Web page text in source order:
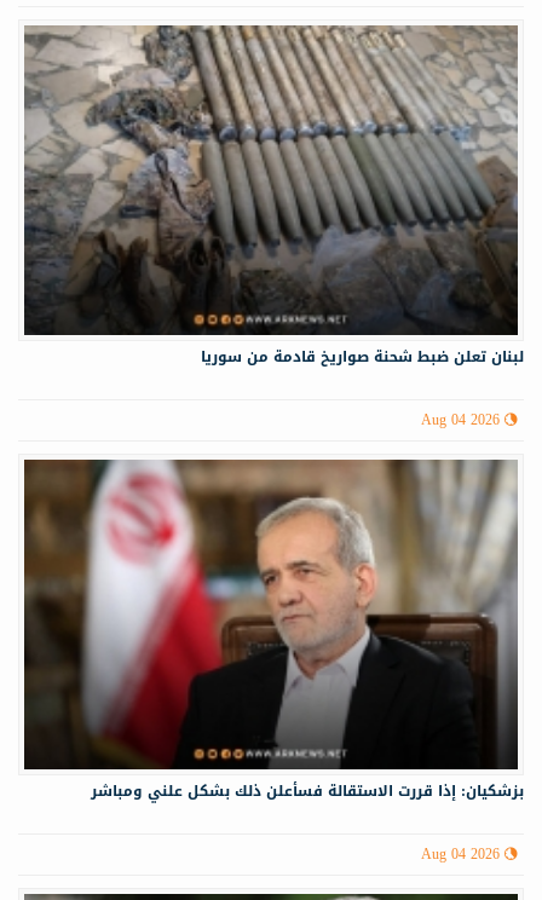
لبنان تعلن ضبط شحنة صواريخ قادمة من سوريا
Aug 04 2026
بزشكيان: إذا قررت الاستقالة فسأعلن ذلك بشكل علني ومباشر
Aug 04 2026